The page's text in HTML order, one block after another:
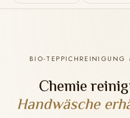
BIO-TEPPICHREINIGUNG
Chemie
Handwäsche